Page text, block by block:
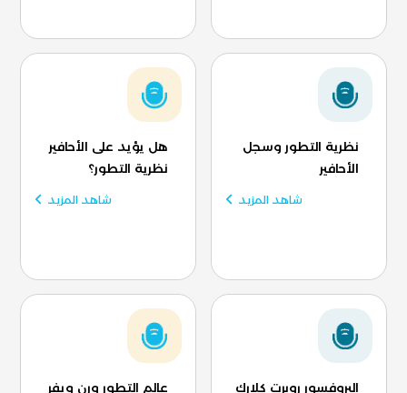
نظرية التطور وسجل
الأحافير
شاهد المزيد
هل يؤيد على الأحافير
نظرية التطور؟
شاهد المزيد
البروفسور روبرت كلارك عالم التطور ورن ويفر